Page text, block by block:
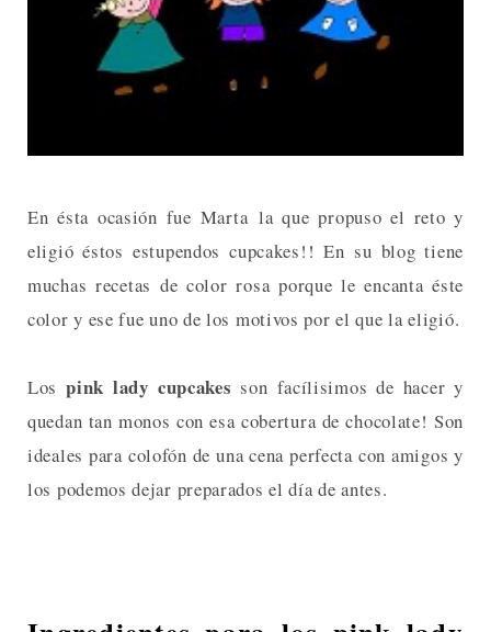
En ésta ocasión fue Marta la que propuso el reto y
eligió éstos estupendos cupcakes!! En su blog tiene
muchas recetas de color rosa porque le encanta éste
color y ese fue uno de los motivos por el que la eligió.
Lospink lady cupcakes son facílisimos de hacer y
quedan tan monos con esa cobertura de chocolate! Son
ideales para colofón de una cena perfecta con amigos y
los podemos dejar preparados el día de antes.